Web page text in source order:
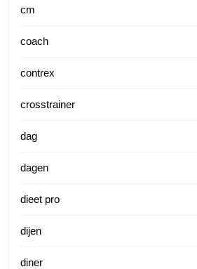
cm
coach
contrex
crosstrainer
dag
dagen
dieet pro
dijen
diner